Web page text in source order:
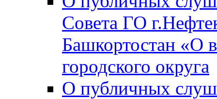
Совета ГО
Башкортостан «О
городского округа
О публичных